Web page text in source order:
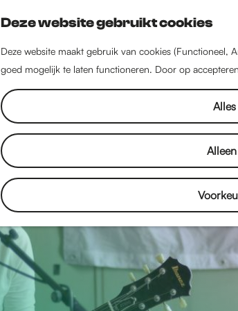
Deze website gebruikt cookies
Deze website maakt gebruik van cookies (Functioneel,
goed mogelijk te laten functioneren. Door op